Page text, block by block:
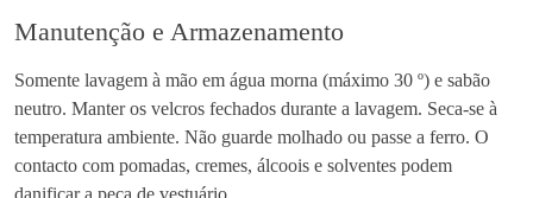
Manutenção e Armazenamento
Somente lavagem à mão em água morna (máximo 30 º) e sabão
neutro. Manter os velcros fechados durante a lavagem. Seca-se à
temperatura ambiente. Não guarde molhado ou passe a ferro. O
contacto com pomadas, cremes, álcoois e solventes podem
danificar a peça de vestuário.